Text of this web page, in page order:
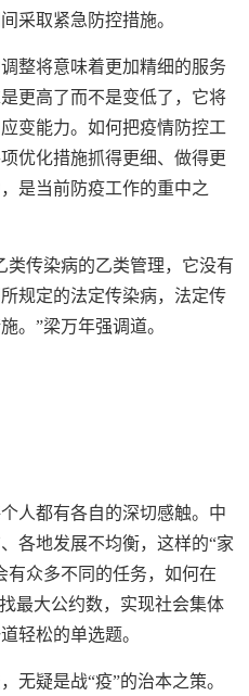
采取紧急防控措施。
整将意味着更加精细的服务
更高了而不是变低了，它将
变能力。如何把疫情防控工
优化措施抓得更细、做得更
是当前防疫工作的重中之
类传染病的乙类管理，它没有
规定的法定传染病，法定传
。”梁万年强调道。
人都有各自的深切感触。中
各地发展不均衡，这样的“家
有众多不同的任务，如何在
最大公约数，实现社会集体
轻松的单选题。
无疑是战“疫”的治本之策。